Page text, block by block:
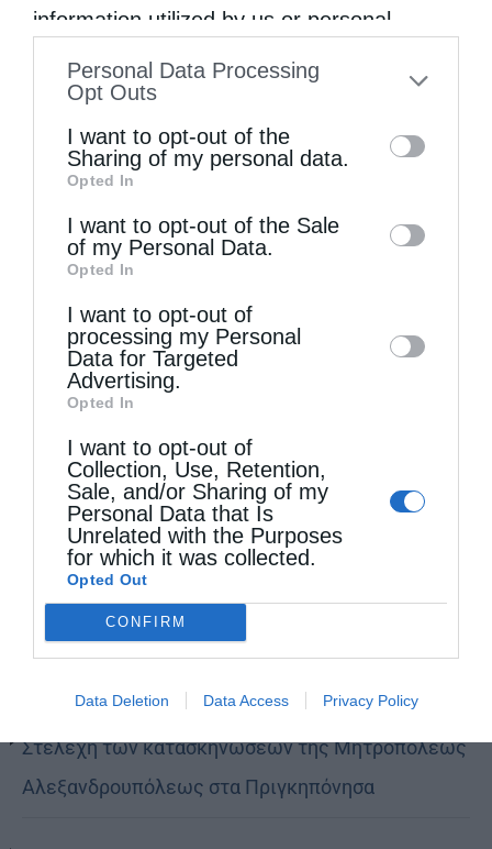
information utilized by us or personal
to your opt-out. You may separately opt-out
information by third parties on the IAB’s list
of downstream participants. This
information may also be disclosed by us to
third parties on theIAB’s List of
Downstream Participants
disclose it to other third parties.
Personal Data Processing
Opt Outs
I want to opt-out of the
Sharing of my personal data.
Opted In
I want to opt-out of the Sale
of my Personal Data.
Opted In
I want to opt-out of
processing my Personal
Data for Targeted
Advertising.
Opted In
I want to opt-out of
Collection, Use, Retention,
Sale, and/or Sharing of my
Personal Data that Is
Unrelated with the Purposes
for which it was collected.
Opted Out
CONFIRM
Data Deletion Data Access Privacy Policy
Τελευταία άρθρα
Εὐχαριστίες γιά τήν παραχώρηση τμήματος
στρατοπέδου στήν Ἱερά Μητρόπολη Καστορίας
γιά κοινωφελῆ σκοπό
Ο Ελληνικός Ερυθρός Σταυρός προτείνει 8
χρήσιμες οδηγίες για την ασφάλεια στο νερό
Στελέχη των κατασκηνώσεων της Μητροπόλεως
Αλεξανδρουπόλεως στα Πριγκηπόνησα